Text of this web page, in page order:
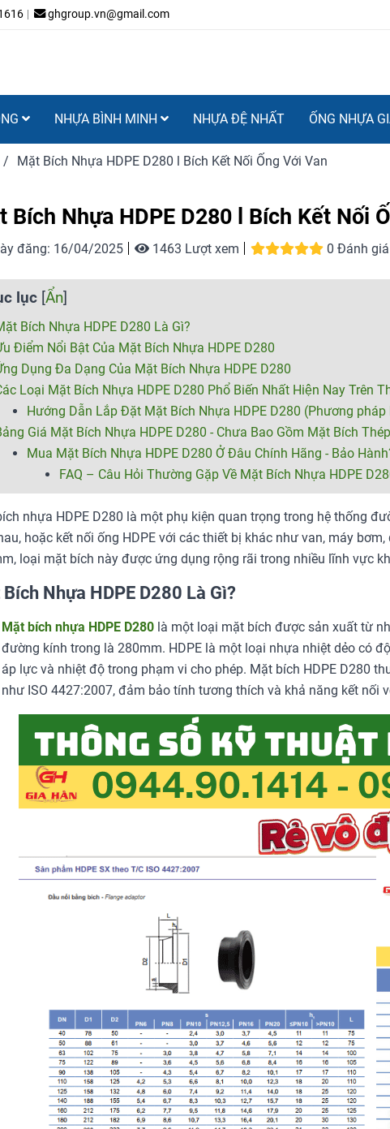
ghgroup.vn@gmail.com
NHỰA BÌNH MINH NHỰA ĐỆ NHẤT ỐNG NHỰA
/ Mặt Bích Nhựa HDPE D280 l Bích Kết Nối Ống Với Van
Bích Nhựa HDPE D280 l Bích Kết Nối
đăng: 16/04/2025 1463 Lượt xem 0 Đánh giá
lục [Ẩn]
Bích Nhựa HDPE D280 Là Gì?
Điểm Nổi Bật Của Mặt Bích Nhựa HDPE D280
Dụng Đa Dạng Của Mặt Bích Nhựa HDPE D280
Loại Mặt Bích Nhựa HDPE D280 Phổ Biến Nhất Hiện Nay Trên
Hướng Dẫn Lắp Đặt Mặt Bích Nhựa HDPE D280 (Phương
Giá Mặt Bích Nhựa HDPE D280 - Chưa Bao Gồm Mặt Bích
Mua Mặt Bích Nhựa HDPE D280 Ở Đâu Chính Hãng - Bảo
FAQ – Câu Hỏi Thường Gặp Về Mặt Bích Nhựa HDPE
nhựa HDPE D280 là một phụ kiện quan trọng trong hệ thống
hoặc kết nối ống HDPE với các thiết bị khác như van, máy
loại mặt bích này được ứng dụng rộng rãi trong nhiều lĩnh vực
Nhựa HDPE D280 Là Gì?
Mặt bích nhựa HDPE D280là một loại mặt bích được sản xuất từ
đường kính trong là 280mm. HDPE là một loại nhựa nhiệt dẻo có
áp lực và nhiệt độ trong phạm vi cho phép. Mặt bích HDPE D280
như ISO 4427:2007, đảm bảo tính tương thích và khả năng kết nối